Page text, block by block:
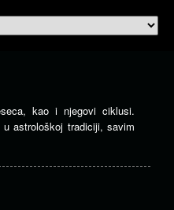
kao i njegovi ciklusi.
astrološkoj tradiciji, savim